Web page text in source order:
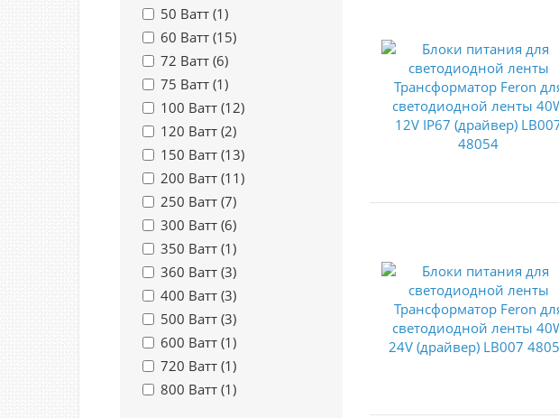
50 Ватт (1)
60 Ватт (15)
72 Ватт (6)
75 Ватт (1)
100 Ватт (12)
120 Ватт (2)
150 Ватт (13)
200 Ватт (11)
250 Ватт (7)
300 Ватт (6)
350 Ватт (1)
360 Ватт (3)
400 Ватт (3)
500 Ватт (3)
600 Ватт (1)
720 Ватт (1)
800 Ватт (1)